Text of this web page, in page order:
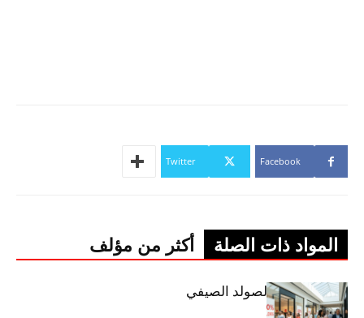
Facebook
Twitter
المواد ذات الصلة أكثر من مؤلف
اليوم: إنطلاق الصولد الصيفي